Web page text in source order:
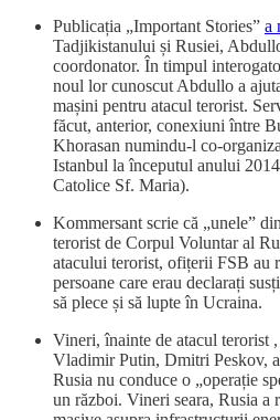
Publicația „Important Stories” a
Tadjikistanului și Rusiei,
coordonator. În timpul
noul lor cunoscut Abdullo a
mașini pentru atacul terorist.
făcut, anterior, conexiuni între
Khorasan numindu-l co-
Istanbul la începutul anului
Catolice Sf. Maria).
Kommersant scrie că „unele”
terorist de Corpul Voluntar al
atacului terorist, ofițerii FSB au
persoane care erau declarați
să plece și să lupte în Ucraina.
Vineri, înainte de atacul terorist
Vladimir Putin, Dmitri Peskov,
Rusia nu conduce o „operație
un război. Vineri seara, Rusia a